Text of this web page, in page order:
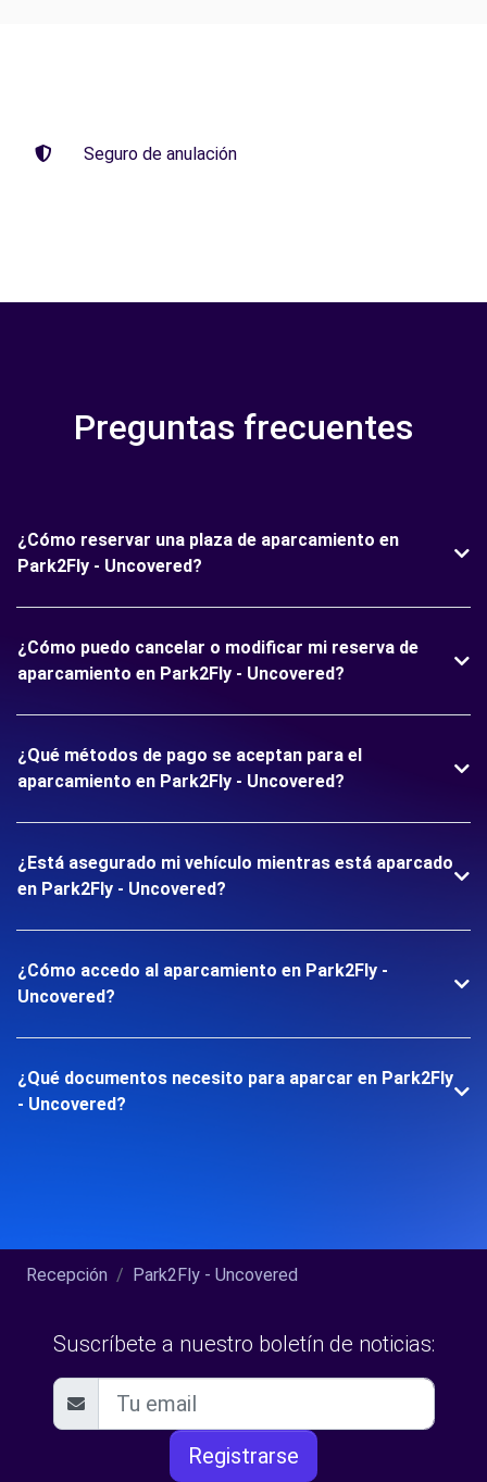
Seguro de anulación
Preguntas frecuentes
¿Cómo reservar una plaza de aparcamiento en
Park2Fly - Uncovered?
¿Cómo puedo cancelar o modificar mi reserva de
aparcamiento en Park2Fly - Uncovered?
¿Qué métodos de pago se aceptan para el
aparcamiento en Park2Fly - Uncovered?
¿Está asegurado mi vehículo mientras está aparcado
en Park2Fly - Uncovered?
¿Cómo accedo al aparcamiento en Park2Fly -
Uncovered?
¿Qué documentos necesito para aparcar en Park2Fly
- Uncovered?
Recepción Park2Fly - Uncovered
Suscríbete a nuestro boletín de noticias:
Registrarse